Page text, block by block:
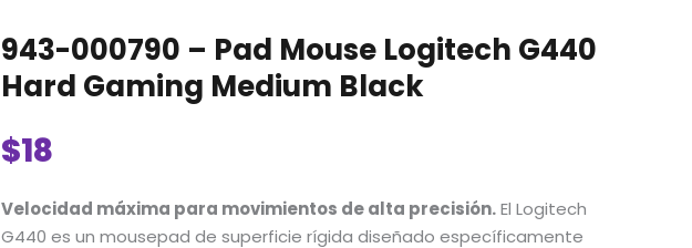
943-000790 – Pad Mouse Logitech G440
Hard Gaming Medium Black
$18
Velocidad máxima para movimientos de alta precisión.El Logitech
G440 es un mousepad de superficie rígida diseñado específicamente
943-
000790
-
Mouse
G440
Hard